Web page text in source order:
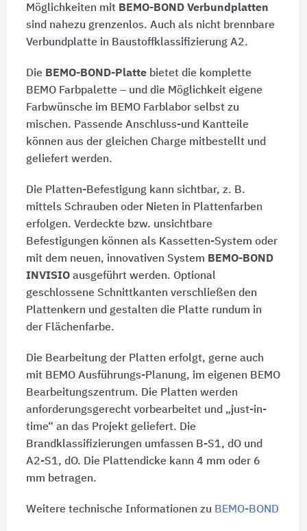
Möglichkeiten mit BEMO-BOND Verbundplatten
sind nahezu grenzenlos. Auch als nicht brennbare
Verbundplatte in Baustoffklassifizierung A2.
Die BEMO-BOND-Plattebietet die komplette
BEMO Farbpalette – und die Möglichkeit eigene
Farbwünsche im BEMO Farblabor selbst zu
mischen. Passende Anschluss-und Kantteile
können aus der gleichen Charge mitbestellt und
geliefert werden.
Die Platten-Befestigung kann sichtbar, z. B.
mittels Schrauben oder Nieten in Plattenfarben
erfolgen. Verdeckte bzw. unsichtbare
Befestigungen können als Kassetten-System oder
mit dem neuen, innovativen System BEMO-BOND
INVISIOausgeführt werden. Optional
geschlossene Schnittkanten verschließen den
Plattenkern und gestalten die Platte rundum in
der Flächenfarbe.
Die Bearbeitung der Platten erfolgt, gerne auch
mit BEMO Ausführungs-Planung, im eigenen BEMO
Bearbeitungszentrum. Die Platten werden
anforderungsgerecht vorbearbeitet und „just-in-
time“ an das Projekt geliefert. Die
Brandklassifizierungen umfassen B-S1, dO und
A2-S1, dO. Die Plattendicke kann 4 mm oder 6
mm betragen.
Weitere technische Informationen zu BEMO-BOND